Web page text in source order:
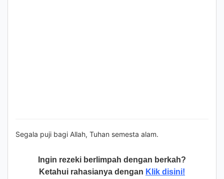
Segala puji bagi Allah, Tuhan semesta alam.
Ingin rezeki berlimpah dengan berkah?
Ketahui rahasianya dengan Klik disini!